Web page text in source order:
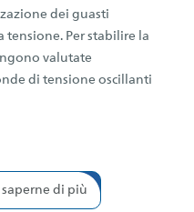
dei guasti
Per stabilire la
valutate
di tensione oscillanti
saperne di più